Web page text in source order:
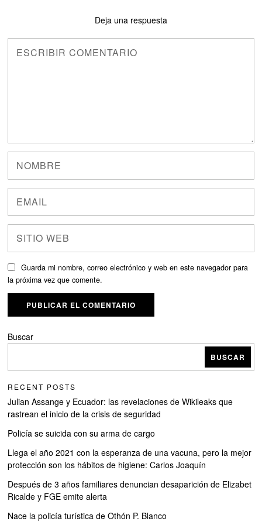
Deja una respuesta
Guarda mi nombre, correo electrónico y web en este navegador para
la próxima vez que comente.
Buscar
BUSCAR
RECENT POSTS
Julian Assange y Ecuador: las revelaciones de Wikileaks que
rastrean el inicio de la crisis de seguridad
Policía se suicida con su arma de cargo
Llega el año 2021 con la esperanza de una vacuna, pero la mejor
protección son los hábitos de higiene: Carlos Joaquín
Después de 3 años familiares denuncian desaparición de Elizabet
Ricalde y FGE emite alerta
Nace la policía turística de Othón P. Blanco